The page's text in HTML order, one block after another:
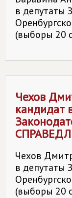
в депутаты
(выборы 20
Чехов
кандидат
Чехов
в депутаты
(выборы 20